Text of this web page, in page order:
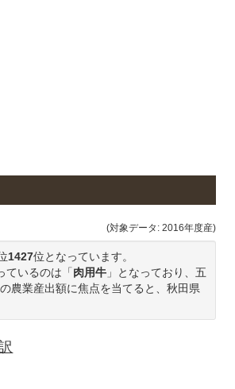
(対象データ: 2016年度産)
1427位となっています。
ているのは「肉用牛 」となっており、五
の農業産出額に焦点を当てると、秋田県